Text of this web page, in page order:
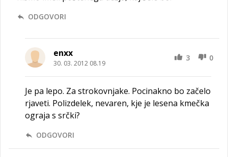
ODGOVORI
enxx
30. 03. 2012 08.19
3 0
Je pa lepo. Za strokovnjake. Pocinakno bo začelo
rjaveti. Polizdelek, nevaren, kje je lesena kmečka
ograja s srčki?
ODGOVORI